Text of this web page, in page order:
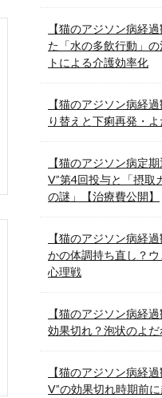
【猫のアジソン病経
た「水の多飲行動」
トによる介護効率化
【猫のアジソン病経
り替えと下痢再発・
【猫のアジソン病定
V”第4回投与と「摂取
の謎」【治療費公開】
【猫のアジソン病経
かの体調持ち直し？
心理戦
【猫のアジソン病経
効果切れ？泡状のよ
【猫のアジソン病経
V”の効果切れ時期前